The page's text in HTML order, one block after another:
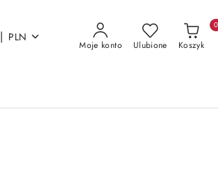
| PLN
Moje konto Ulubione Koszyk
0